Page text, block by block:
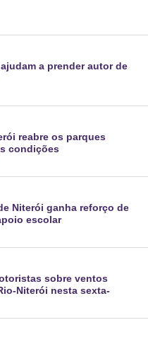
ajudam a prender autor de
reabre os parques
condições
Niterói ganha reforço de
escolar
sobre ventos
Niterói nesta sexta-